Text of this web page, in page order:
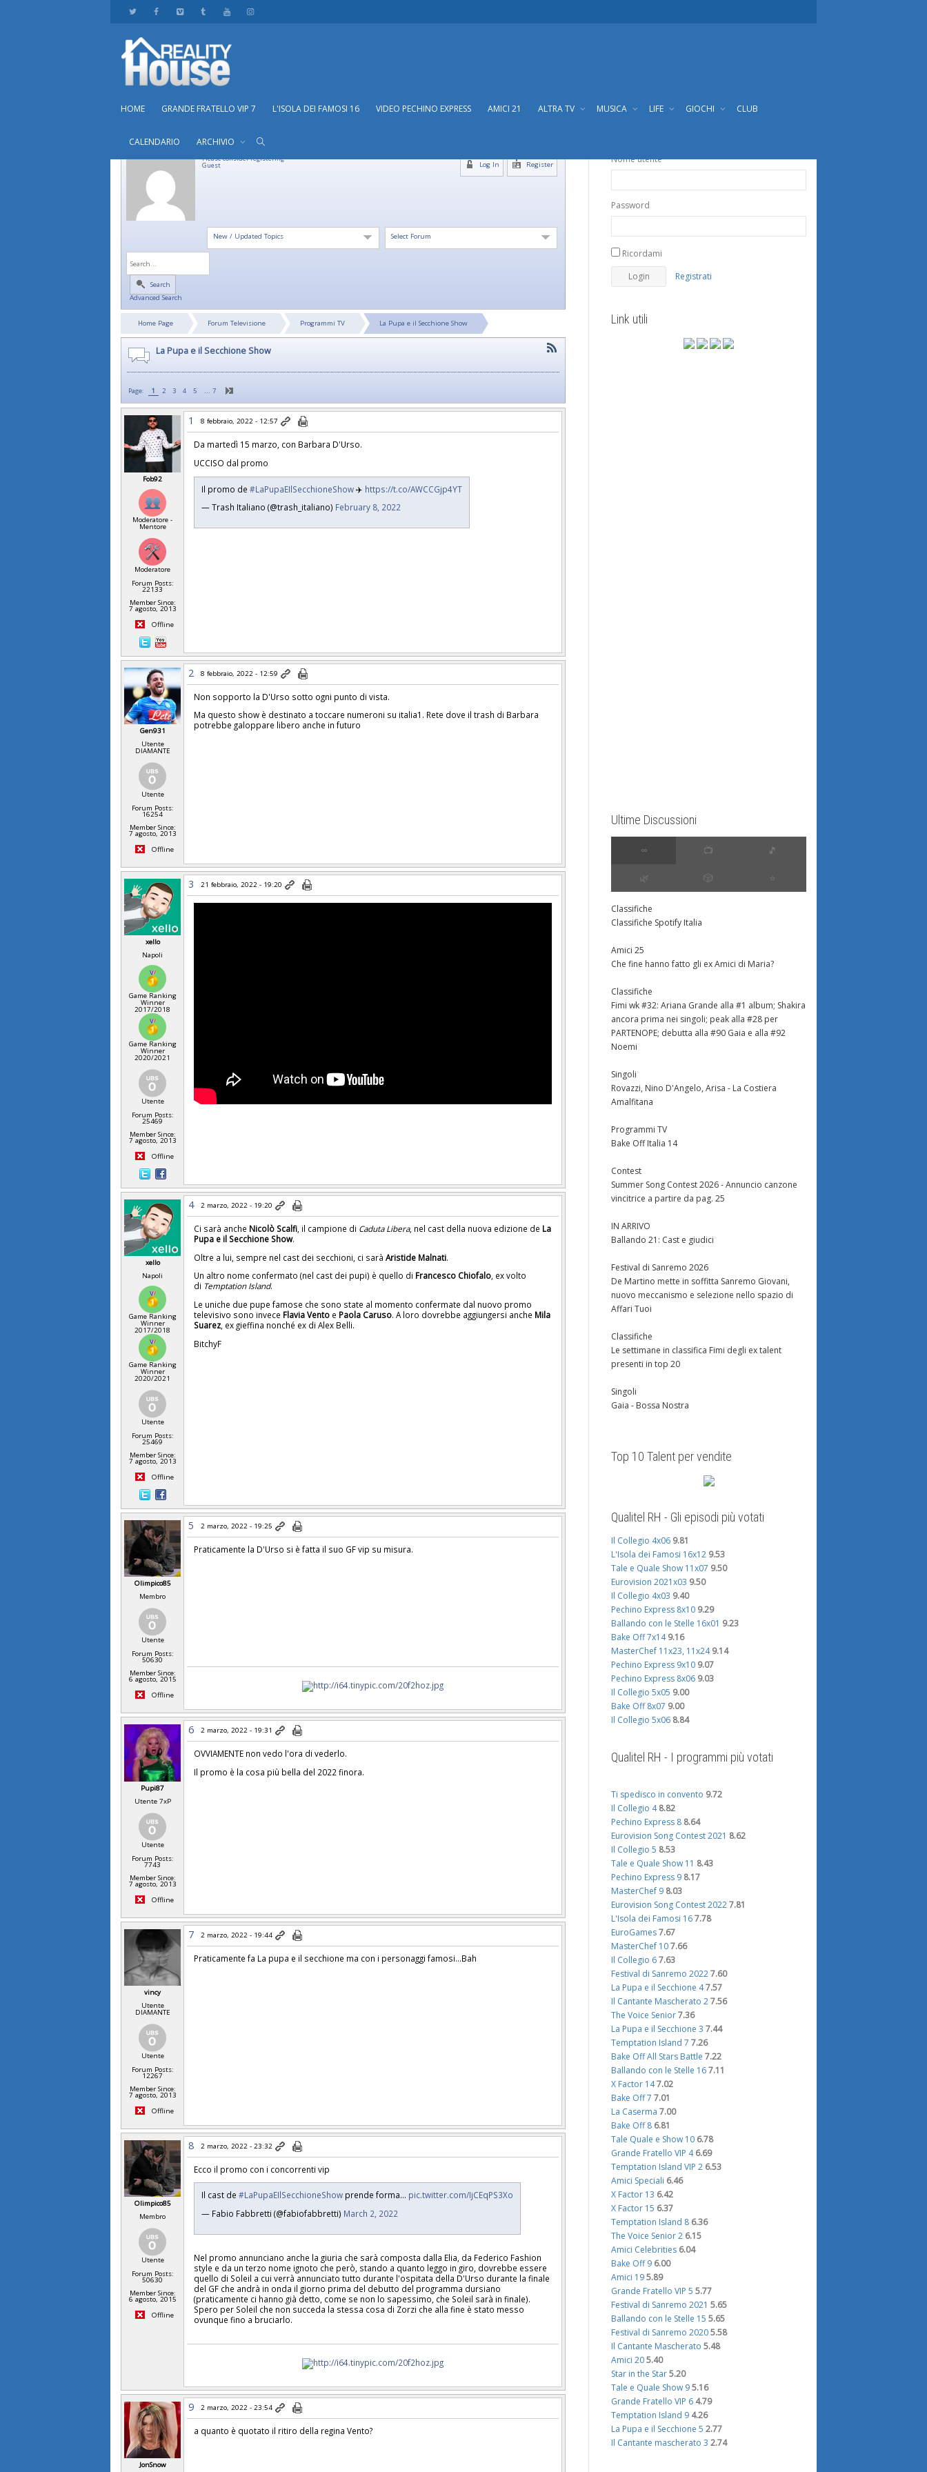
HOME GRANDE FRATELLO VIP 7 L'ISOLA DEI FAMOSI 16 VIDEO PECHINO EXPRESS AMICI 21 ALTRA TV MUSICA LIFE GIOCHI CLUB
CALENDARIO ARCHIVIO
Please consider registering
Guest Register
Log In
Select Forum
New / Updated Topics
Search
Advanced Search
Home Page Forum Televisione Programmi TV La Pupa e il Secchione Show
La Pupa e il Secchione Show
Page: 1 2 3 4 5 … 7
Fob92
Moderatore -
Mentore
Moderatore
Forum Posts:
22133
Member Since:
7 agosto, 2013
Offline
1 8 febbraio, 2022 - 12:57
Da martedì 15 marzo, con Barbara D'Urso.
UCCISO dal promo
Il promo de#LaPupaEIlSecchioneShow✈️ https://t.co/AWCCGjp4YT
— Trash Italiano (@trash_italiano) February 8, 2022
Gen931
Utente
DIAMANTE
Utente
Forum Posts:
16254
Member Since:
7 agosto, 2013
Offline
2 8 febbraio, 2022 - 12:59
Non sopporto la D'Urso sotto ogni punto di vista.
Ma questo show è destinato a toccare numeroni su italia1. Rete dove il trash di Barbara
potrebbe galoppare libero anche in futuro
xello
Napoli
Game Ranking
Winner
2017/2018
Game Ranking
Winner
2020/2021
Utente
Forum Posts:
25469
Member Since:
7 agosto, 2013
Offline
3 21 febbraio, 2022 - 19:20
xello
Napoli
Game Ranking
Winner
2017/2018
Game Ranking
Winner
2020/2021
Utente
Forum Posts:
25469
Member Since:
7 agosto, 2013
Offline
4 2 marzo, 2022 - 19:20
Ci sarà anche Nicolò Scalfi , il campione di Caduta Libera, nel cast della nuova edizione de La
Pupa e il Secchione Show.
Oltre a lui, sempre nel cast dei secchioni, ci saràAristide Malnati.
Un altro nome confermato (nel cast dei pupi) è quello di Francesco Chiofalo, ex volto
di Temptation Island.
Le uniche due pupe famose che sono state al momento confermate dal nuovo promo
televisivo sono invece Flavia Vento e Paola Caruso. A loro dovrebbe aggiungersi anche Mila
Suarez , ex gieffina nonché ex di Alex Belli.
BitchyF
Olimpico85
Membro
Utente
Forum Posts:
50630
Member Since:
6 agosto, 2015
Offline
5 2 marzo, 2022 - 19:25
Praticamente la D'Urso si è fatta il suo GF vip su misura.
Pupi87
Utente 7xP
Utente
Forum Posts:
7743
Member Since:
7 agosto, 2013
Offline
6 2 marzo, 2022 - 19:31
OVVIAMENTE non vedo l'ora di vederlo.
Il promo è la cosa più bella del 2022 finora.
vincy
Utente
DIAMANTE
Utente
Forum Posts:
12267
Member Since:
7 agosto, 2013
Offline
7 2 marzo, 2022 - 19:44
Praticamente fa La pupa e il secchione ma con i personaggi famosi...Bah
Olimpico85
Membro
Utente
Forum Posts:
50630
Member Since:
6 agosto, 2015
Offline
8 2 marzo, 2022 - 23:32
Ecco il promo con i concorrenti vip
Il cast de#LaPupaEIlSecchioneShow prende forma… pic.twitter.com/IjCEqPS3Xo
— Fabio Fabbretti (@fabiofabbretti) March 2, 2022
Nel promo annunciano anche la giuria che sarà composta dalla Elia, da Federico Fashion
style e da un terzo nome ignoto che però, stando a quanto leggo in giro, dovrebbe essere
quello di Soleil a cui verrà annunciato tutto durante l'ospitata della D'Urso durante la finale
del GF che andrà in onda il giorno prima del debutto del programma dursiano
(praticamente ci hanno già detto, come se non lo sapessimo, che Soleil sarà in finale).
Spero per Soleil che non succeda la stessa cosa di Zorzi che alla fine è stato messo
ovunque fino a bruciarlo.
JonSnow
9 2 marzo, 2022 - 23:54
a quanto è quotato il ritiro della regina Vento?
Nome utente
Password
Ricordami
Registrati
Link utili
Ultime Discussioni
∞ 📺 🎵
🌿 🎲 ⭐️
Classifiche
Classifiche Spotify Italia
Amici 25
Che fine hanno fatto gli ex Amici di Maria?
Classifiche
Fimi wk #32: Ariana Grande alla #1 album; Shakira
ancora prima nei singoli; peak alla #28 per
PARTENOPE; debutta alla #90 Gaia e alla #92
Noemi
Singoli
Rovazzi, Nino D'Angelo, Arisa - La Costiera
Amalfitana
Programmi TV
Bake Off Italia 14
Contest
Summer Song Contest 2026 - Annuncio canzone
vincitrice a partire da pag. 25
IN ARRIVO
Ballando 21: Cast e giudici
Festival di Sanremo 2026
De Martino mette in soffitta Sanremo Giovani,
nuovo meccanismo e selezione nello spazio di
Affari Tuoi
Classifiche
Le settimane in classifica Fimi degli ex talent
presenti in top 20
Singoli
Gaia - Bossa Nostra
Top 10 Talent per vendite
Qualitel RH - Gli episodi più votati
Il Collegio 4x06 9.81
L'Isola dei Famosi 16x12 9.53
Tale e Quale Show 11x07 9.50
Eurovision 2021x03 9.50
Il Collegio 4x03 9.40
Pechino Express 8x10 9.29
Ballando con le Stelle 16x01 9.23
Bake Off 7x14 9.16
MasterChef 11x23, 11x24 9.14
Pechino Express 9x10 9.07
Pechino Express 8x06 9.03
Il Collegio 5x05 9.00
Bake Off 8x07 9.00
Il Collegio 5x06 8.84
Qualitel RH - I programmi più votati
Ti spedisco in convento 9.72
Il Collegio 4 8.82
Pechino Express 8 8.64
Eurovision Song Contest 2021 8.62
Il Collegio 5 8.53
Tale e Quale Show 11 8.43
Pechino Express 9 8.17
MasterChef 9 8.03
Eurovision Song Contest 2022 7.81
L'Isola dei Famosi 16 7.78
EuroGames 7.67
MasterChef 10 7.66
Il Collegio 6 7.63
Festival di Sanremo 2022 7.60
La Pupa e il Secchione 47.57
Il Cantante Mascherato 2 7.56
The Voice Senior 7.36
La Pupa e il Secchione 3 7.44
Temptation Island 7 7.26
Bake Off All Stars Battle 7.22
Ballando con le Stelle 16 7.11
X Factor 147.02
Bake Off 7 7.01
La Caserma 7.00
Bake Off 8 6.81
Tale Quale e Show 10 6.78
Grande Fratello VIP 4 6.69
Temptation Island VIP 2 6.53
Amici Speciali 6.46
X Factor 13 6.42
X Factor 15 6.37
Temptation Island 8 6.36
The Voice Senior 2 6.15
Amici Celebrities 6.04
Bake Off 9 6.00
Amici 19 5.89
Grande Fratello VIP 5 5.77
Festival di Sanremo 2021 5.65
Ballando con le Stelle 15 5.65
Festival di Sanremo 2020 5.58
Il Cantante Mascherato 5.48
Amici 20 5.40
Star in the Star 5.20
Tale e Quale Show 9 5.16
Grande Fratello VIP 6 4.79
Temptation Island 9 4.26
La Pupa e il Secchione 5 2.77
Il Cantante mascherato 3 2.74